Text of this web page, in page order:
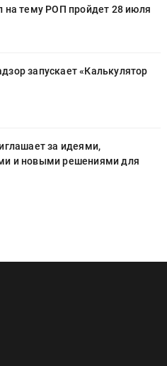
на тему РОП пройдет 28 июля
запускает «Калькулятор
за идеями,
и новыми решениями для